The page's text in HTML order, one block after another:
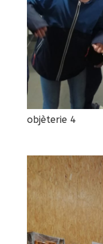
objèterie 4